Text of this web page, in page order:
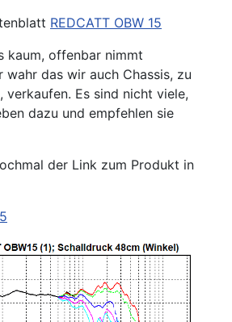
REDCATT OBW 15
kaum, offenbar nimmt
wahr das wir auch Chassis, zu
verkaufen. Es sind nicht viele,
dazu und empfehlen sie
der Link zum Produkt in